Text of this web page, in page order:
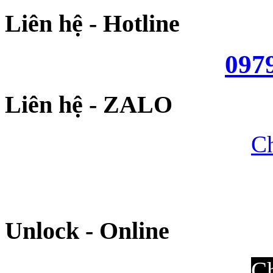
Liên hệ - Hotline
Liên hệ - ZALO
Unlock - Online